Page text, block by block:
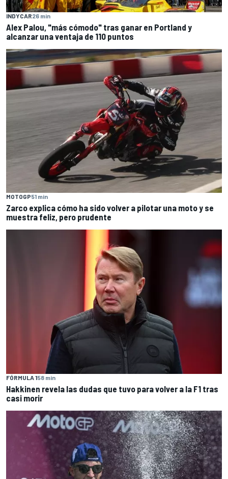
INDYCAR26 min
Alex Palou, "más cómodo" tras ganar en Portland y
alcanzar una ventaja de 110 puntos
MOTOGP51 min
Zarco explica cómo ha sido volver a pilotar una moto y se
muestra feliz, pero prudente
FÓRMULA 158 min
Hakkinen revela las dudas que tuvo para volver a la F1 tras
casi morir